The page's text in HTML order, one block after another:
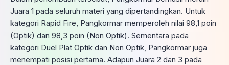
Juara 1 pada seluruh materi yang dipertandingkan. Untuk
kategori Rapid Fire, Pangkormar memperoleh nilai 98,1 poin
(Optik) dan 98,3 poin (Non Optik). Sementara pada
kategori Duel Plat Optik dan Non Optik, Pangkormar juga
menempati posisi pertama. Adapun Juara 2 dan 3 pada